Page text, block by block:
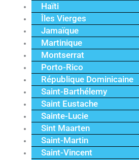
Haïti
Îles Vierges
Jamaïque
Martinique
Montserrat
Porto-Rico
République Dominicaine
Saint-Barthélemy
Saint Eustache
Sainte-Lucie
Sint Maarten
Saint-Martin
Saint-Vincent